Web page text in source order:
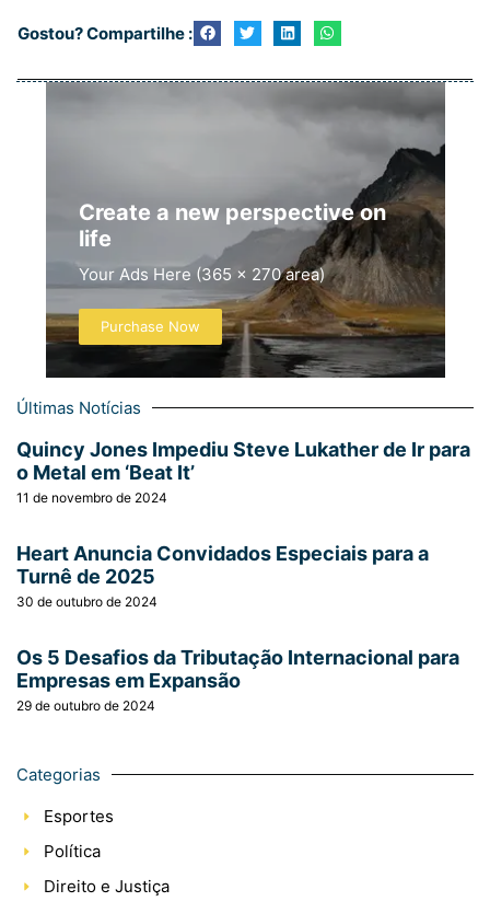
Gostou? Compartilhe :
Create a new perspective on
life
Your Ads Here (365 x 270 area)
Purchase Now
Últimas Notícias
Quincy Jones Impediu Steve Lukather de Ir para
o Metal em ‘Beat It’
11 de novembro de 2024
Heart Anuncia Convidados Especiais para a
Turnê de 2025
30 de outubro de 2024
Os 5 Desafios da Tributação Internacional para
Empresas em Expansão
29 de outubro de 2024
Categorias
Esportes
Política
Direito e Justiça